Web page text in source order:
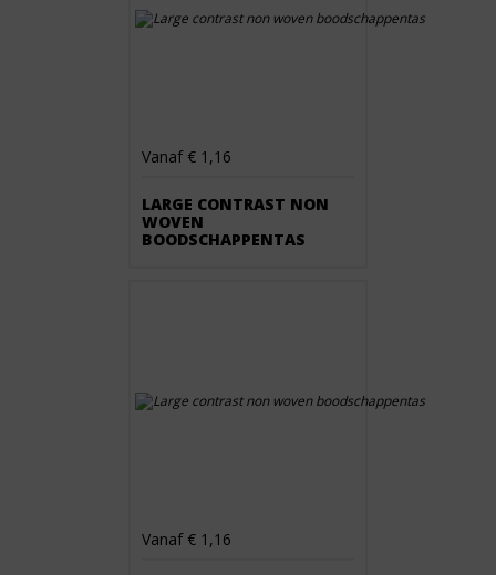
Vanaf € 1,16
LARGE CONTRAST NON
WOVEN
BOODSCHAPPENTAS
Vanaf € 1,16